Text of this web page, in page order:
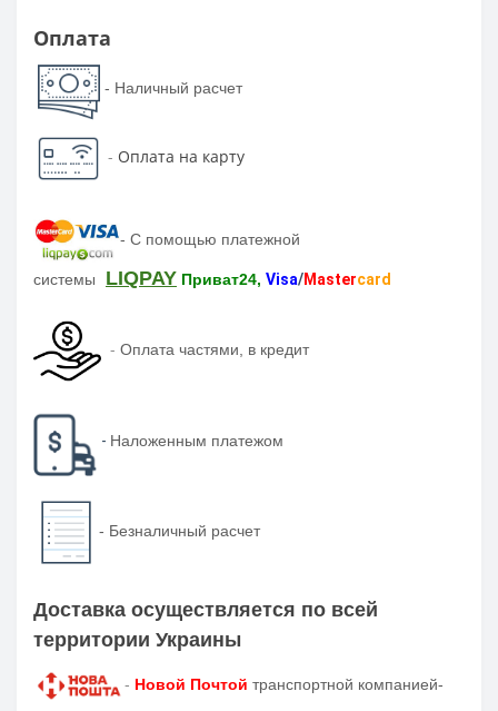
Оплата
- Наличный расчет
- Оплата на карту
- С помощью платежной
системы LIQPAY Приват24, Visa/Mastercard
- Оплата частями, в кредит
- Наложенным платежом
- Безналичный расчет
Доставка осуществляется по всей
территории Украины
- Новой Почтой транспортной компанией-